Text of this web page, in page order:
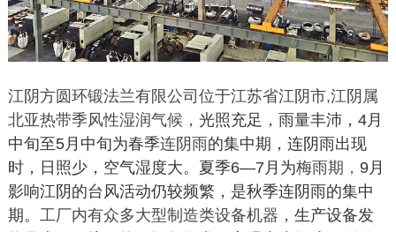
江阴方圆环锻法兰有限公司位于江苏省江阴市,江阴属
北亚热带季风性湿润气候， 光照充足，雨量丰沛，4月
中旬至5月中旬为春季连阴雨的集中期，连阴雨出现
时，日照少，空气湿度大。 夏季6—7月为梅雨期 ， 9月
影响江阴的台风活动仍较频繁，是秋季连阴雨的集中
期。 工厂内有众多大型制造类设备机器， 生产设备发